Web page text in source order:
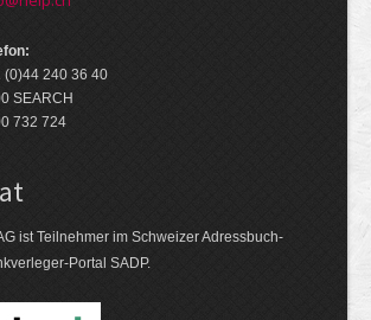
(0)44 240 36 40
SEARCH
732 724
ist Teilnehmer im Schweizer Adressbuch-
Portal SADP.